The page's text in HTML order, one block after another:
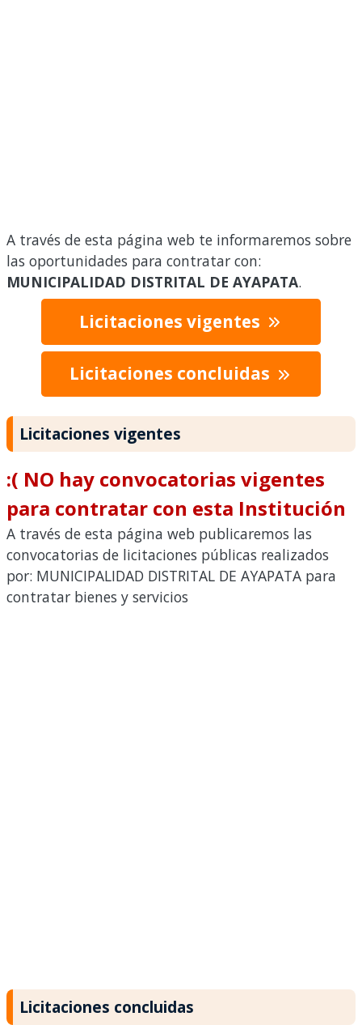
A través de esta página web te informaremos sobre
las oportunidades para contratar con:
MUNICIPALIDAD DISTRITAL DE AYAPATA.
Licitaciones vigentes
Licitaciones concluidas
Licitaciones vigentes
:( NO hay convocatorias vigentes
para contratar con esta Institución
A través de esta página web publicaremos las
convocatorias de licitaciones públicas realizados
por: MUNICIPALIDAD DISTRITAL DE AYAPATA para
contratar bienes y servicios
Licitaciones concluidas